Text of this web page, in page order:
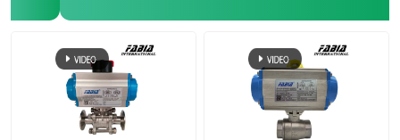
ثلاثي صمام
صمام آر تي أو